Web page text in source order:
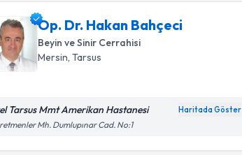
Op. Dr. Hakan Bahçeci
Beyin ve Sinir Cerrahisi
Mersin, Tarsus
Tarsus Mmt Amerikan Hastanesi Haritada Göster
Mh. Dumlupınar Cad. No:1